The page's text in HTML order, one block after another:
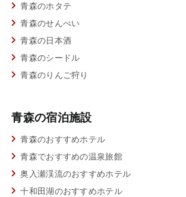
青森のホタテ
青森のせんべい
青森の日本酒
青森のシードル
青森のりんご狩り
青森の宿泊施設
青森のおすすめホテル
青森でおすすめの温泉旅館
奥入瀬渓流のおすすめホテル
十和田湖のおすすめホテル